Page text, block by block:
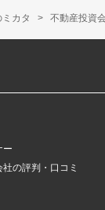
カタ 不動産投資
ー
の評判・口コミ